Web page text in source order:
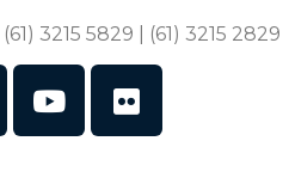
(61) 3215 5829 | (61) 3215 2829